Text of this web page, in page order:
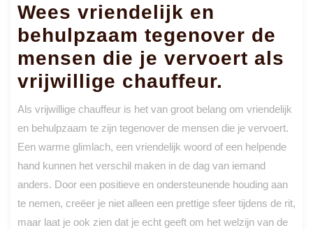
Wees vriendelijk en
behulpzaam tegenover de
mensen die je vervoert als
vrijwillige chauffeur.
Als vrijwillige chauffeur is het van groot belang om vriendelijk
en behulpzaam te zijn tegenover de mensen die je vervoert.
Een warme glimlach, een vriendelijk woord of een helpende
hand kunnen het verschil maken in de dag van iemand
anders. Door een positieve en ondersteunende houding aan
te nemen, creëer je niet alleen een prettige sfeer tijdens de rit,
maar laat je ook zien dat je echt geeft om het welzijn van de